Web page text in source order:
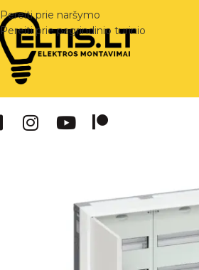
Pereiti prie naršymo
Pereiti prie pagrindinio turinio